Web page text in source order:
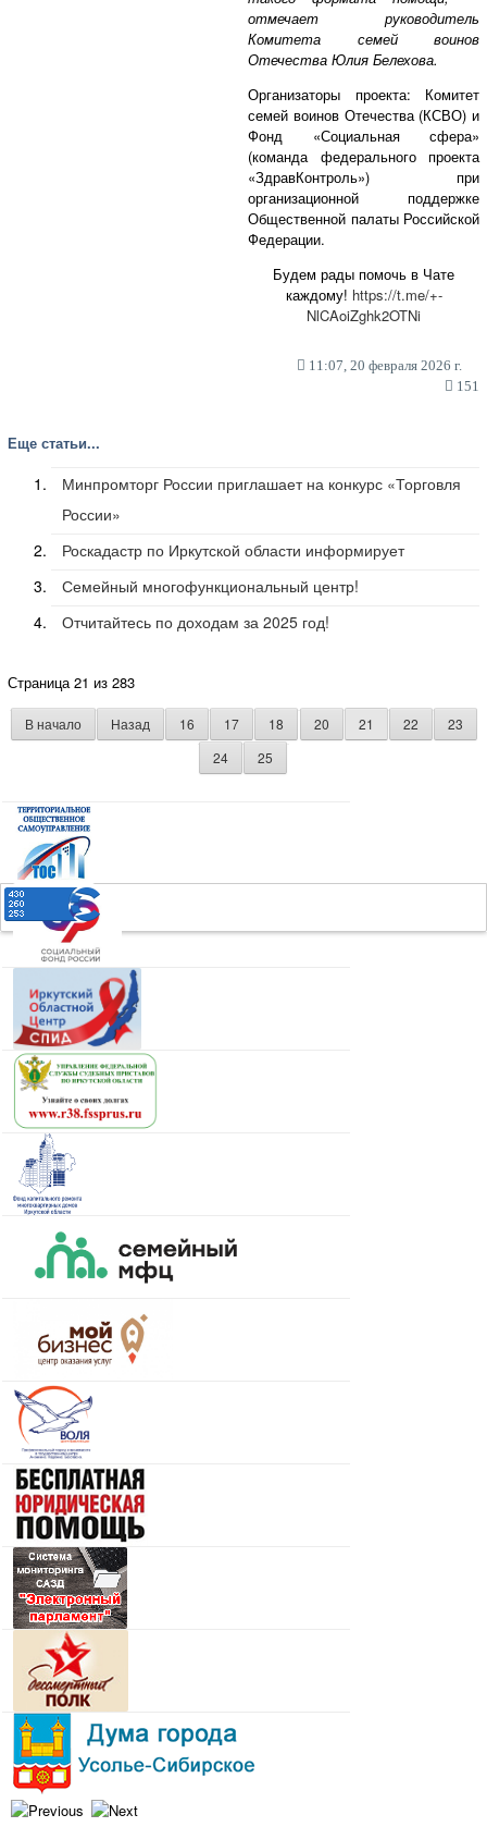
отмечает руководитель
Комитета семей воинов
Отечества Юлия Белехова.
Организаторы проекта: Комитет
семей воинов Отечества (КСВО) и
Фонд «Социальная сфера»
(команда федерального проекта
«ЗдравКонтроль») при
организационной поддержке
Общественной палаты Российской
Федерации.
Будем рады помочь в Чате
каждому! https://t.me/+-
NlCAoiZghk2OTNi
11:07, 20 февраля 2026 г.
151
Еще статьи...
Минпромторг России приглашает на конкурс «Торговля
России»
Роскадастр по Иркутской области информирует
Семейный многофункциональный центр!
Отчитайтесь по доходам за 2025 год!
Страница 21 из 283
В начало Назад 16 17 18 20 21 22
23
24
25